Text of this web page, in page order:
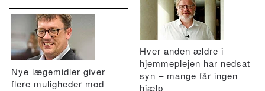
Nye lægemidler giver
flere muligheder mod
Hver anden ældre i
hjemmeplejen har nedsat
syn – mange får ingen
hjælp